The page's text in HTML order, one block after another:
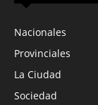
Nacionales
Provinciales
La Ciudad
Sociedad